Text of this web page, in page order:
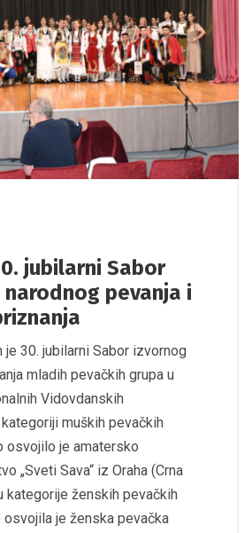
jubilarni Sabor
pevanja i
je 30. jubilarni Sabor izvornog
mladih pevačkih grupa u
Vidovdanskih
muških pevačkih
osvojilo je amatersko
„Sveti Sava“ iz Oraha (Crna
kategorije ženskih pevačkih
je ženska pevačka